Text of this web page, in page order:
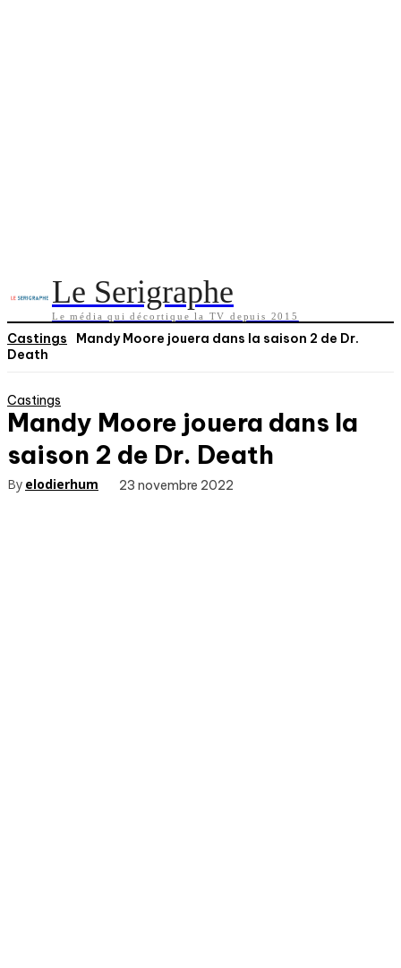
Le Serigraphe
Le média qui décortique la TV depuis 2015
Castings
Mandy Moore jouera dans la saison 2 de Dr.
Death
Castings
Mandy Moore jouera dans la
saison 2 de Dr. Death
By elodierhum 23 novembre 2022